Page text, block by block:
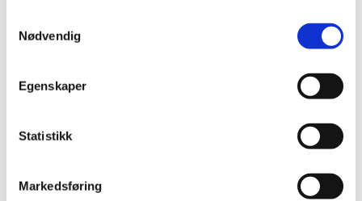
Nødvendig
Egenskaper
Statistikk
Markedsføring
av ti seter står tomme når Sogndal spiller
hjemmekamper.
Marius Kjørvik Johansen lar seg ikke lure av
tanker må vi rett og slett legge til side. Jeg vet at
dersom de finner flyten er de et kjempegodt